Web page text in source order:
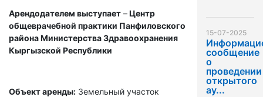
Арендодателем выступает –Центр
общеврачебной практики Панфиловского
района Министерства Здравоохранения
Кыргызской Республики
Объект аренды: Земельный участок
15-07-2025
сообщение
о
проведении
открытого
ау...